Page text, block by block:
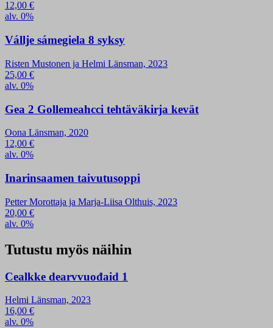
12,00 €
alv. 0%
Vállje sámegiela 8 syksy
Risten Mustonen ja Helmi Länsman, 2023
25,00 €
alv. 0%
Gea 2 Gollemeahcci tehtäväkirja kevät
Oona Länsman, 2020
12,00 €
alv. 0%
Inarinsaamen taivutusoppi
Petter Morottaja ja Marja-Liisa Olthuis, 2023
20,00 €
alv. 0%
Tutustu myös näihin
Cealkke dearvvuođaid 1
Helmi Länsman, 2023
16,00 €
alv. 0%